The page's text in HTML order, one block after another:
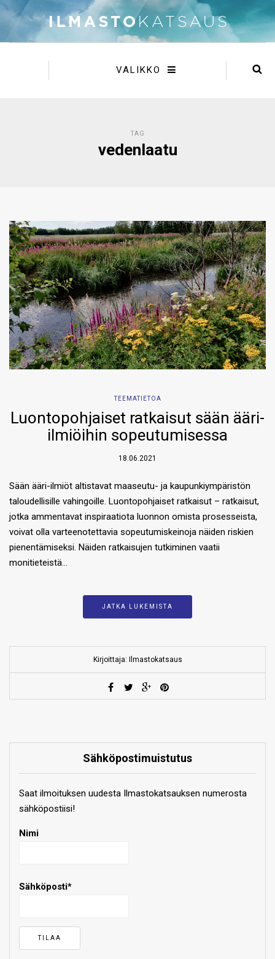
VALIKKO
TAG
vedenlaatu
TEEMATIETOA
Luontopohjaiset ratkaisut sään ääri-
ilmiöihin sopeutumisessa
18.06.2021
Sään ääri-ilmiöt altistavat maaseutu- ja kaupunkiympäristön
taloudellisille vahingoille. Luontopohjaiset ratkaisut – ratkaisut,
jotka ammentavat inspiraatiota luonnon omista prosesseista,
voivat olla varteenotettavia sopeutumiskeinoja näiden riskien
pienentämiseksi. Näiden ratkaisujen tutkiminen vaatii
monitieteistä…
JATKA LUKEMISTA
Kirjoittaja: Ilmastokatsaus
Sähköpostimuistutus
Saat ilmoituksen uudesta Ilmastokatsauksen numerosta
sähköpostiisi!
Nimi
Sähköposti*